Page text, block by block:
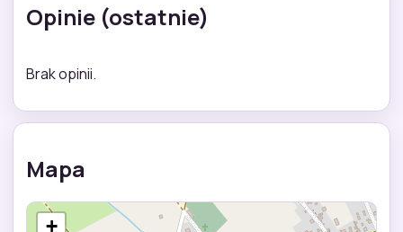
Opinie (ostatnie)
Brak opinii.
Mapa
+